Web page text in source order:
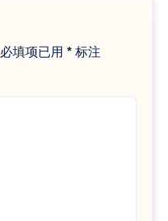
必填项已用 *标注